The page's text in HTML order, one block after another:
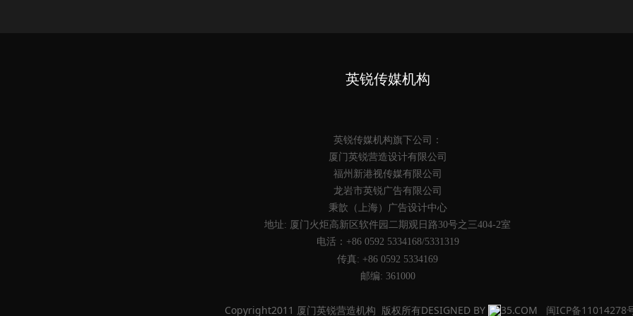
英锐传媒机构
英锐传媒机构旗下公司：
厦门英锐营造设计有限公司
福州新港视传媒有限公司
龙岩市英锐广告有限公司
秉歆（上海）广告设计中心
地址: 厦门火炬高新区软件园二期观日路30号之三404-2室
电活：+86 0592 5334168/5331319
传真: +86 0592 5334169
邮编: 361000
Copyright2011 厦门英锐营造机构 版权所有DESIGNED BY 35.COM 闽ICP备11014278